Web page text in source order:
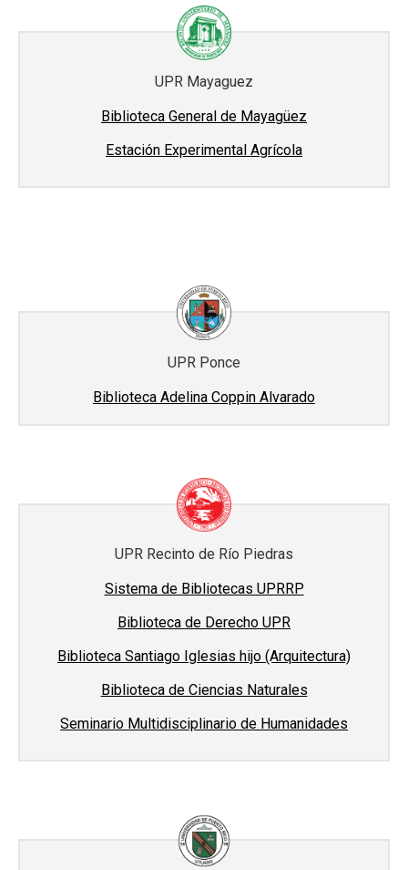
UPR Mayaguez
Biblioteca General de Mayagüez
Estación Experimental Agrícola
UPR Ponce
Biblioteca Adelina Coppin Alvarado
UPR Recinto de Río Piedras
Sistema de Bibliotecas UPRRP
Biblioteca de Derecho UPR
Biblioteca Santiago Iglesias hijo (Arquitectura)
Biblioteca de Ciencias Naturales
Seminario Multidisciplinario de Humanidades